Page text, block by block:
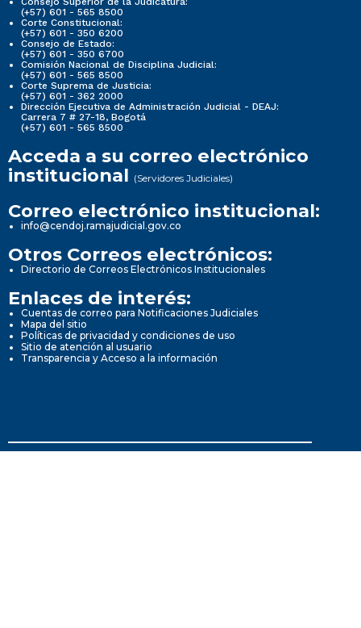
(+57) 601 - 565 8500
Corte Constitucional:
(+57) 601 - 350 6200
Consejo de Estado:
(+57) 601 - 350 6700
Comisión Nacional de Disciplina Judicial:
(+57) 601 - 565 8500
Corte Suprema de Justicia:
(+57) 601 - 362 2000
Dirección Ejecutiva de Administración Judicial - DEAJ:
Carrera 7 # 27-18, Bogotá
(+57) 601 - 565 8500
Acceda a su correo electrónico
institucional (Servidores Judiciales)
Correo electrónico institucional:
info@cendoj.ramajudicial.gov.co
Otros Correos electrónicos:
Directorio de Correos Electrónicos Institucionales
Enlaces de interés:
Cuentas de correo para Notificaciones Judiciales
Mapa del sitio
Políticas de privacidad y condiciones de uso
Sitio de atención al usuario
Transparencia y Acceso a la información